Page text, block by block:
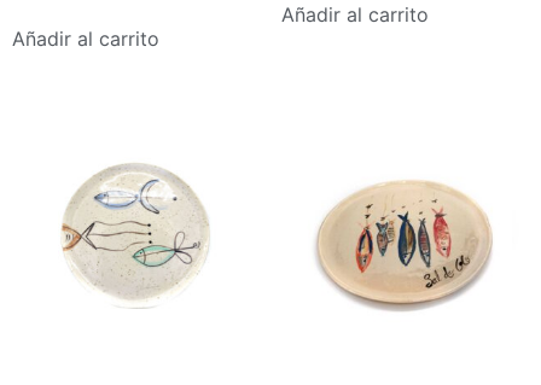
Añadir al carrito
Añadir al carrito